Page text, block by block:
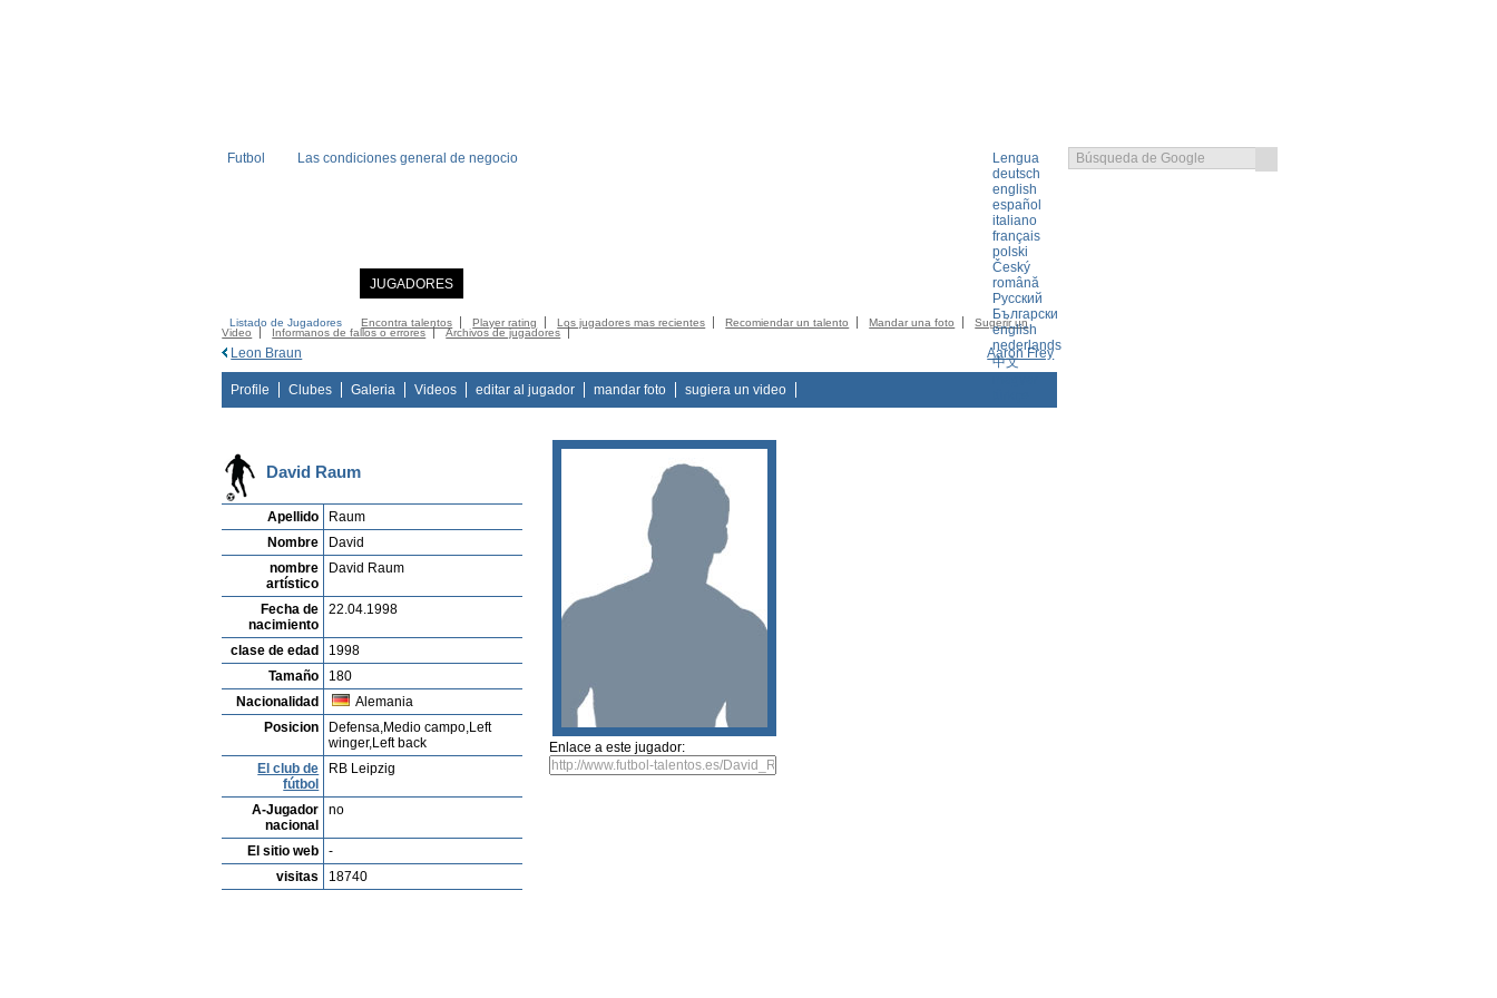
Futbol Las condiciones general de negocio
Lengua
deutsch
english
español
italiano
français
polski
Český
română
Русский
Български
english
nederlands
中文
JUGADORES
Listado de Jugadores Encontra talentos Player rating Los jugadores mas recientes Recomiendar un talento Mandar una foto
Sugerir un
Video
Informanos de fallos o errores Archivos de jugadores
Aaron Frey
Leon Braun
Profile Clubes Galeria Videos editar al jugador mandar foto sugiera un video
David Raum
Apellido
Raum
Nombre
David
nombre
artístico
David Raum
Fecha de
nacimiento
22.04.1998
clase de edad
1998
Tamaño
180
Nacionalidad
Alemania
Posicion
Defensa,Medio campo,Left
winger,Left back
El club de
fútbol
RB Leipzig
A-Jugador
nacional
no
El sitio web
-
visitas
18740
Enlace a este jugador: